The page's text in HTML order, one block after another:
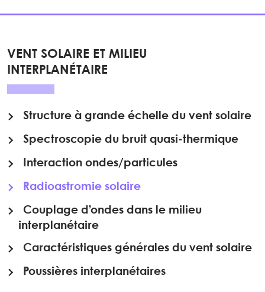
VENT SOLAIRE ET MILIEU
INTERPLANÉTAIRE
Structure à grande échelle du vent solaire
Spectroscopie du bruit quasi-thermique
Interaction ondes/particules
Radioastromie solaire
Couplage d’ondes dans le milieu
interplanétaire
Caractéristiques générales du vent solaire
Poussières interplanétaires